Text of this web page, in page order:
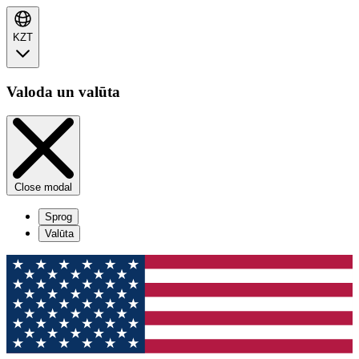
KZT
Valoda un valūta
Close modal
Sprog
Valūta